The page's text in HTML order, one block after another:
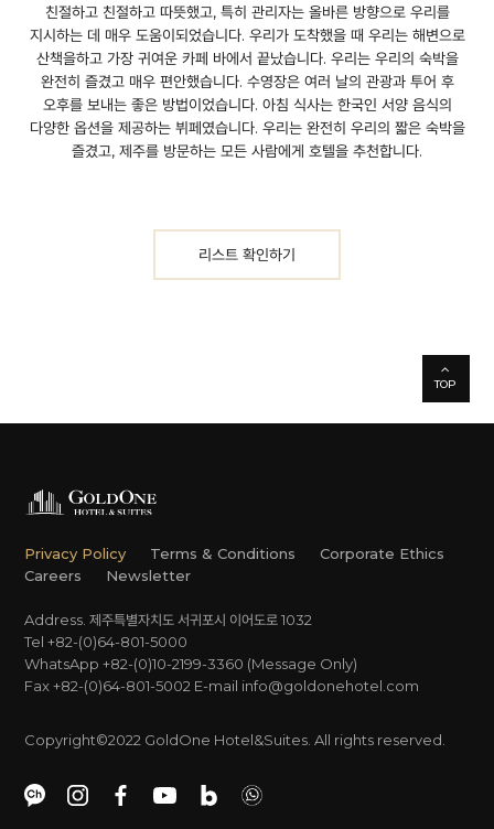
친절하고 친절하고 따뜻했고, 특히 관리자는 올바른 방향으로 우리를
지시하는 데 매우 도움이되었습니다. 우리가 도착했을 때 우리는 해변으로
산책을하고 가장 귀여운 카페 바에서 끝났습니다. 우리는 우리의 숙박을
완전히 즐겼고 매우 편안했습니다. 수영장은 여러 날의 관광과 투어 후
오후를 보내는 좋은 방법이었습니다. 아침 식사는 한국인 서양 음식의
다양한 옵션을 제공하는 뷔페였습니다. 우리는 완전히 우리의 짧은 숙박을
즐겼고, 제주를 방문하는 모든 사람에게 호텔을 추천합니다.
리스트 확인하기
TOP
Privacy Policy Terms & Conditions
Corporate Ethics
Careers
Newsletter
Address. 제주특별자치도 서귀포시 이어도로 1032
Tel +82-(0)64-801-5000
WhatsApp +82-(0)10-2199-3360 (Message Only)
Fax +82-(0)64-801-5002 E-mail info@goldonehotel.com
Copyright©2022 GoldOne Hotel&Suites. All rights reserved.